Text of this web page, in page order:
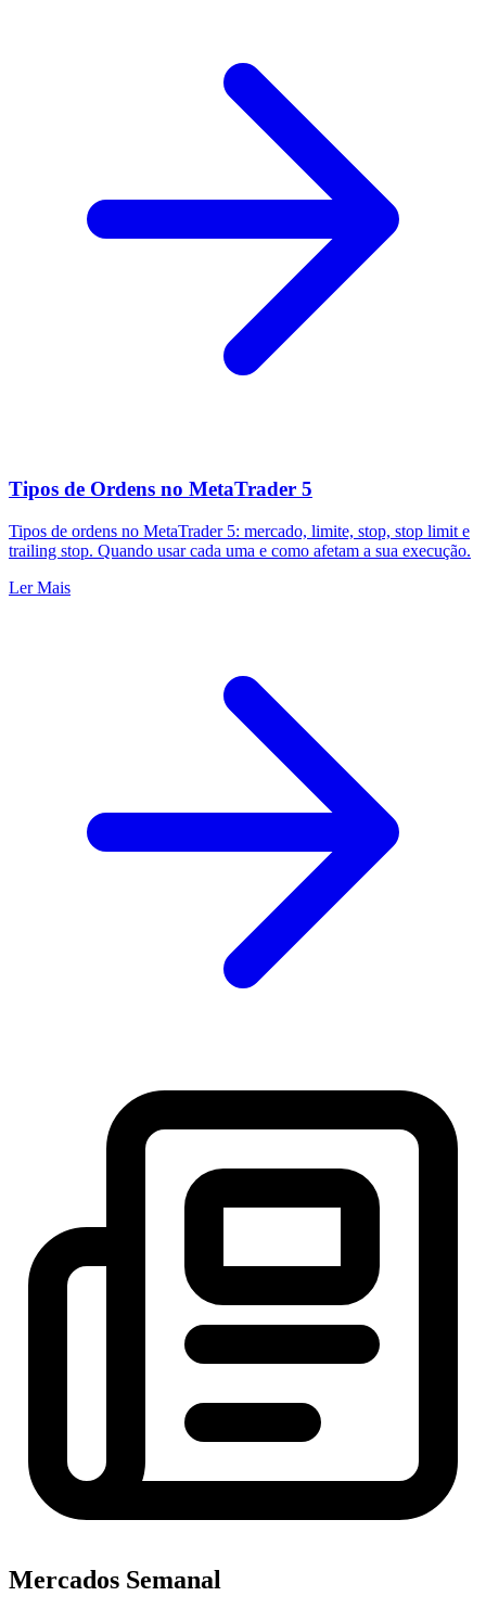
Tipos de Ordens no MetaTrader 5
Tipos de ordens no MetaTrader 5: mercado, limite, stop, stop limit e
trailing stop. Quando usar cada uma e como afetam a sua execução.
Ler Mais
Mercados Semanal